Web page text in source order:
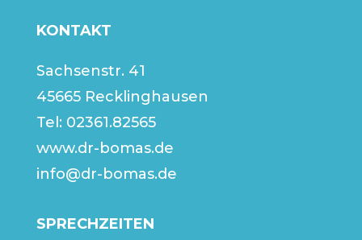
KONTAKT
Sachsenstr. 41
45665 Recklinghausen
Tel: 02361.82565
www.dr-bomas.de
info@dr-bomas.de
SPRECHZEITEN